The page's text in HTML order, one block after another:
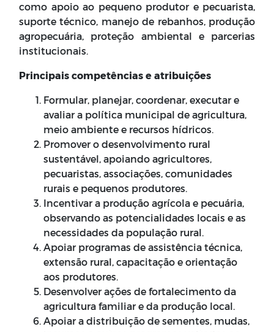
como apoio ao pequeno produtor e pecuarista,
suporte técnico, manejo de rebanhos, produção
agropecuária, proteção ambiental e parcerias
institucionais.
Principais competências e atribuições
Formular, planejar, coordenar, executar e
avaliar a política municipal de agricultura,
meio ambiente e recursos hídricos.
Promover o desenvolvimento rural
sustentável, apoiando agricultores,
pecuaristas, associações, comunidades
rurais e pequenos produtores.
Incentivar a produção agrícola e pecuária,
observando as potencialidades locais e as
necessidades da população rural.
Apoiar programas de assistência técnica,
extensão rural, capacitação e orientação
aos produtores.
Desenvolver ações de fortalecimento da
agricultura familiar e da produção local.
Apoiar a distribuição de sementes, mudas,